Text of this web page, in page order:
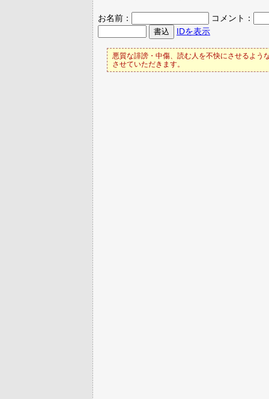
お名前：
コメント：
IDを表示
悪質な誹謗・中傷、読む人を不快にさせるよう
させていただきます。